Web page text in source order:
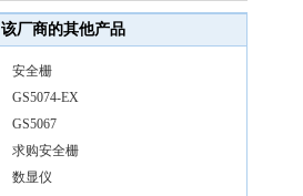
该厂商的其他产品
安全栅
GS5074-EX
GS5067
求购安全栅
数显仪